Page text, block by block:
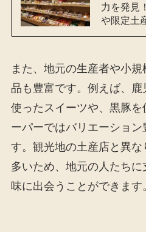
力を発見
や限定土
また、地元の生産者や小
品も豊富です。例えば、
使ったスイーツや、黒豚を
ーパーではバリエーショ
す。観光地の土産店と異な
多いため、地元の人たち
味に出会うことができます